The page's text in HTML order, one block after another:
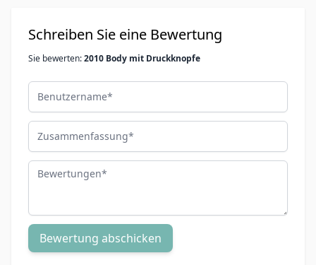
Schreiben Sie eine Bewertung
Sie bewerten:2010 Body mit Druckknopfe
Benutzername
Zusammenfassung
Bewertungen
Bewertung abschicken